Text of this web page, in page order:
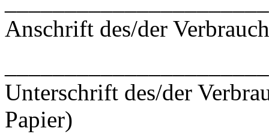
Anschrift des/der
Unterschrift des/der
Papier)